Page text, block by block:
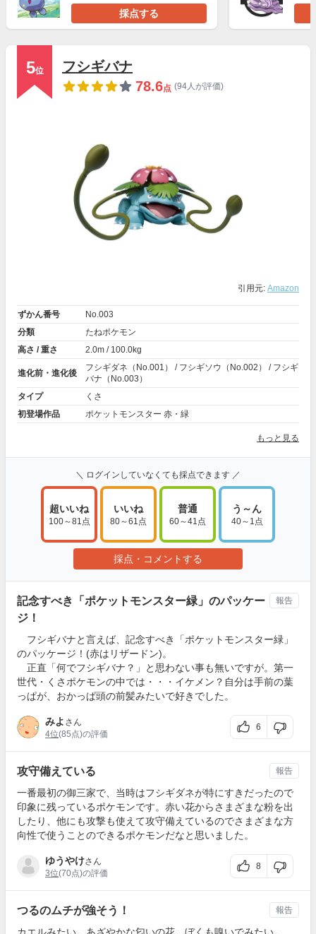
採点する
5位
フシギバナ
78.6点 (94人が評価)
引用元: Amazon
ずかん番号
No.003
分類
たねポケモン
高さ / 重さ
2.0m / 100.0kg
進化前・進化後
フシギダネ（No.001） / フシギソウ（No.002） / フシギ
バナ（No.003）
タイプ
くさ
初登場作品
ポケットモンスター 赤・緑
もっと見る
＼ ログインしていなくても採点できます ／
超いいね
100～81点
いいね
80～61点
普通
60～41点
う～ん
40～1点
採点・コメントする
記念すべき「ポケットモンスター緑」のパッケー
ジ！
フシギバナと言えば、記念すべき「ポケットモンスター緑」
のパッケージ！(赤はリザードン)。
正直「何でフシギバナ？」と思わない事も無いですが。第一
世代・くさポケモンの中では・・・イケメン？自分は手前の葉
っぱが、おかっぱ頭の前髪みたいで好きでした。
みよ さん
4位(85点)の評価
6
報告
攻守備えている
一番最初の御三家で、当時はフシギダネが特にすきだったので
印象に残っているポケモンです。赤い花からさまざまな粉を出
したり、他にも攻撃も使えて攻守備えているのでさまざまな方
向性で使うことのできるポケモンだなと思いました。
ゆうやけさん
3位(70点)の評価
8
報告
つるのムチが強そう！ 報告